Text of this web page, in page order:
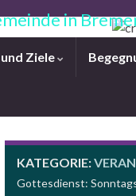
in
Ziele
KATEGORIE:
Gottesdienst: